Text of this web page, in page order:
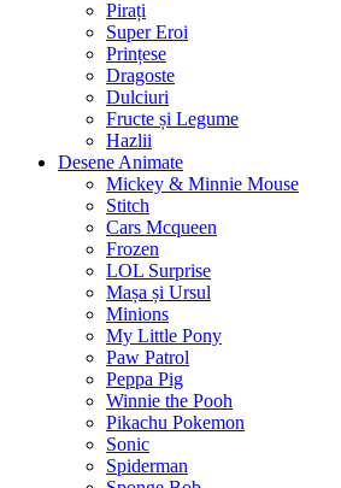
Pirați
Super Eroi
Prințese
Dragoste
Dulciuri
Fructe și Legume
Hazlii
Desene Animate
Mickey & Minnie Mouse
Stitch
Cars Mcqueen
Frozen
LOL Surprise
Mașa și Ursul
Minions
My Little Pony
Paw Patrol
Peppa Pig
Winnie the Pooh
Pikachu Pokemon
Sonic
Spiderman